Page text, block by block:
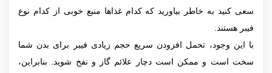
سعی کنید به خاطر بیاورید که کدام غذاها منبع خوبی از کدام نوع
فیبر هستند.
با این وجود، تحمل افزودن سریع حجم زیادی فیبر برای بدن شما
سخت است و ممکن است دچار علائم گاز و نفخ شوید. بنابراین،